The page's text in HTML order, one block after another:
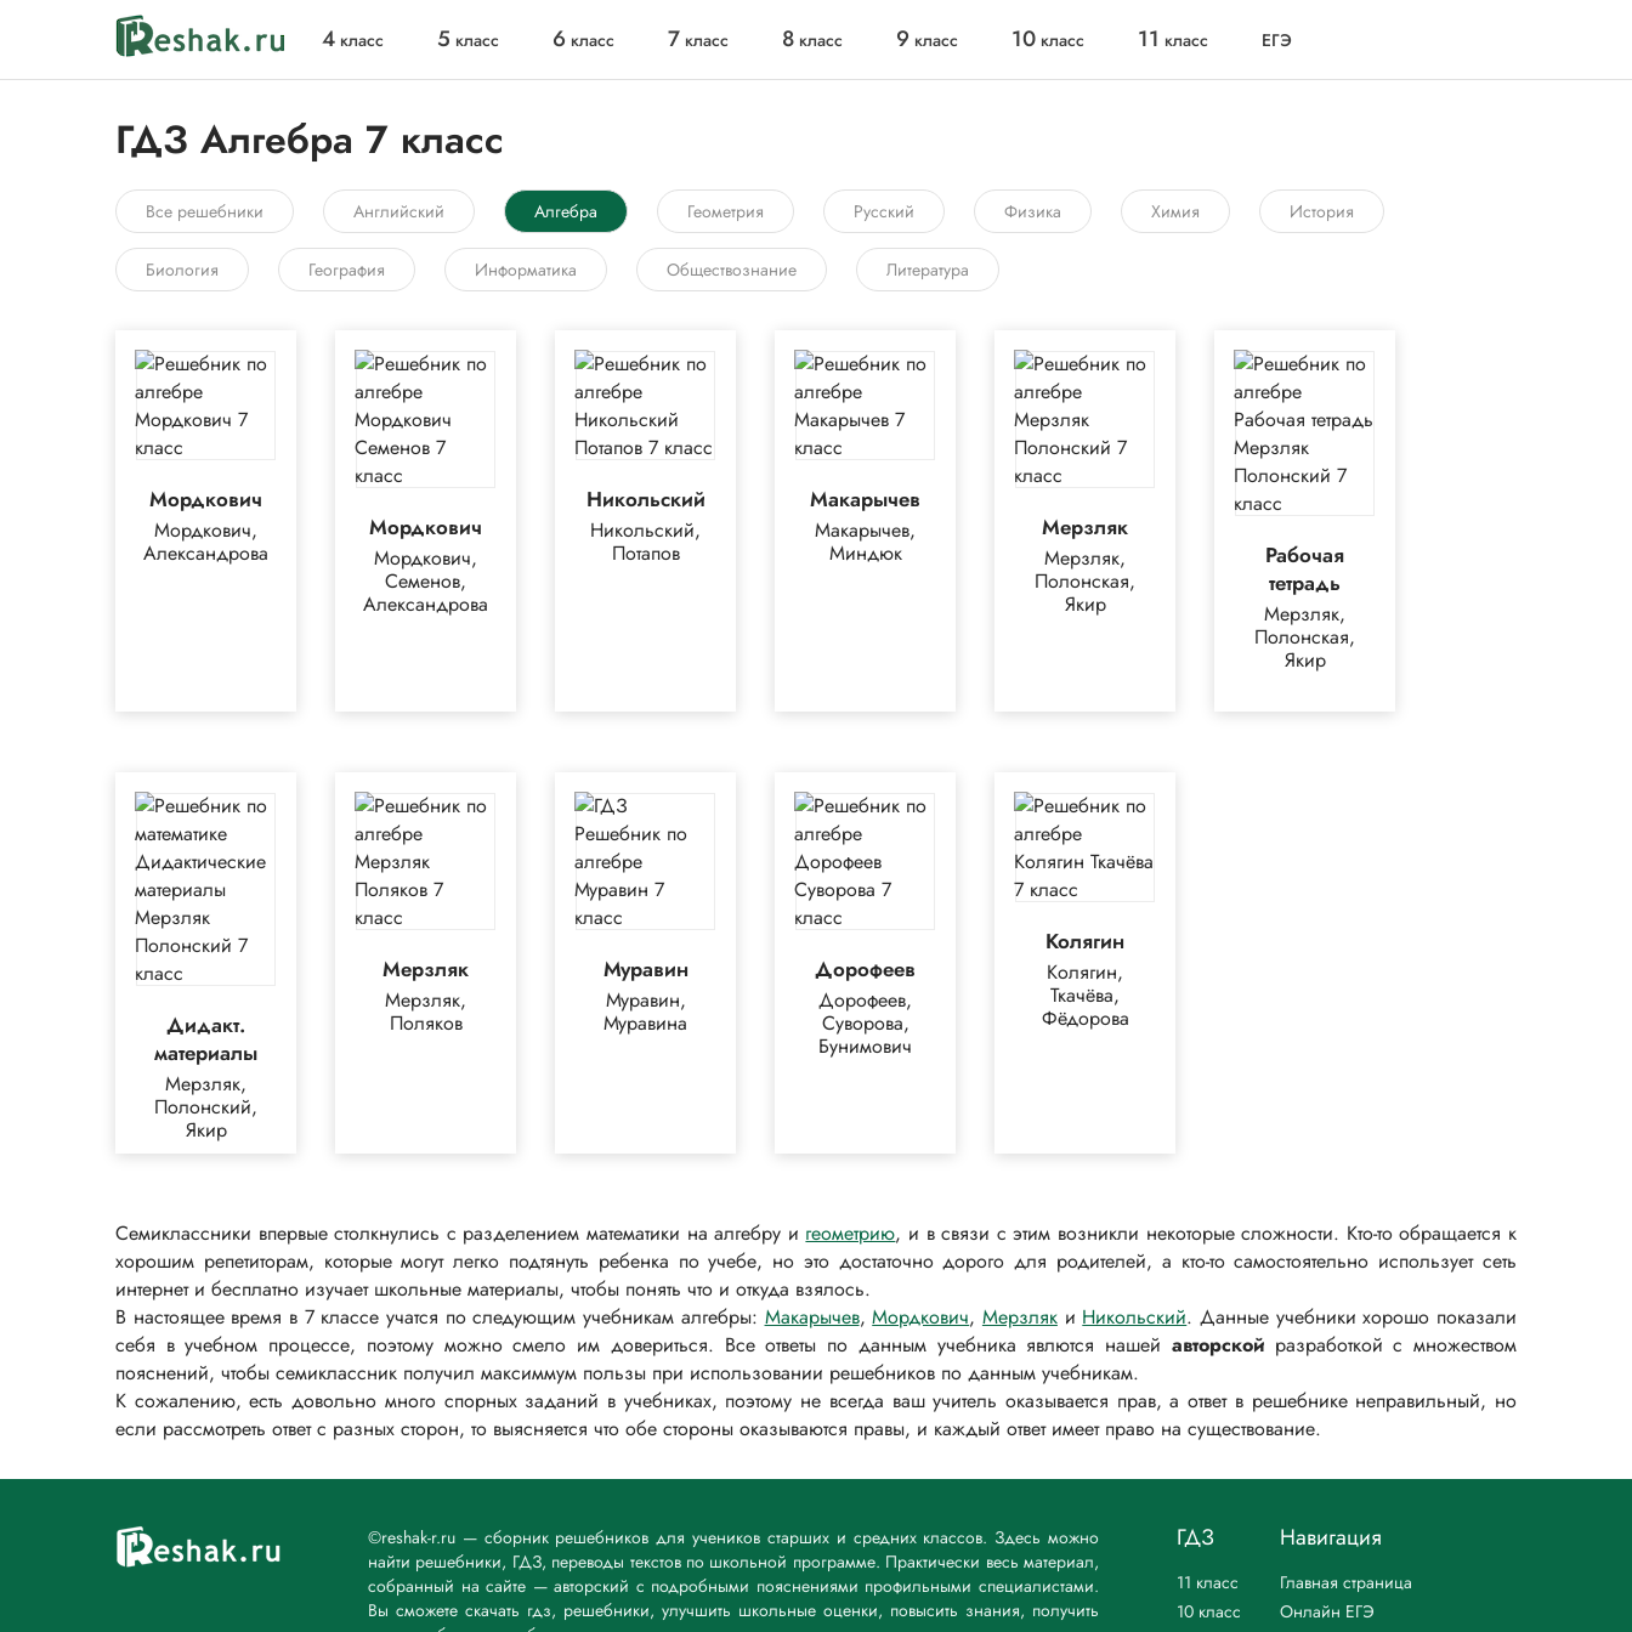
4 класс 5 класс 6 класс 7 класс 8 класс 9 класс 10 класс 11 класс ЕГЭ
ГДЗ Алгебра 7 класс
Все решебники Английский Алгебра Геометрия Русский Физика Химия История
Биология География Информатика Обществознание Литература
Мордкович
Мордкович,
Александрова
Мордкович
Мордкович,
Семенов,
Александрова
Никольский
Никольский,
Потапов
Макарычев
Макарычев,
Миндюк
Мерзляк
Мерзляк,
Полонская,
Якир
Рабочая
тетрадь
Мерзляк,
Полонская,
Якир
Дидакт.
материалы
Мерзляк,
Полонский,
Якир
Мерзляк
Мерзляк,
Поляков
Муравин
Муравин,
Муравина
Дорофеев
Дорофеев,
Суворова,
Бунимович
Колягин
Колягин,
Ткачёва,
Фёдорова
Семиклассники впервые столкнулись с разделением математики на алгебру и геометрию, и в связи с этим возникли некоторые сложности. Кто-то обращается к
хорошим репетиторам, которые могут легко подтянуть ребенка по учебе, но это достаточно дорого для родителей, а кто-то самостоятельно использует сеть
интернет и бесплатно изучает школьные материалы, чтобы понять что и откуда взялось.
В настоящее время в 7 классе учатся по следующим учебникам алгебры: Макарычев,Мордкович, Мерзляки Никольский. Данные учебники хорошо показали
себя в учебном процессе, поэтому можно смело им довериться. Все ответы по данным учебника явлются нашей авторскойразработкой с множеством
пояснений, чтобы семиклассник получил максиммум пользы при использовании решебников по данным учебникам.
К сожалению, есть довольно много спорных заданий в учебниках, поэтому не всегда ваш учитель оказывается прав, а ответ в решебнике неправильный, но
если рассмотреть ответ с разных сторон, то выясняется что обе стороны оказываются правы, и каждый ответ имеет право на существование.
©reshak-r.ru — сборник решебников для учеников старших и средних классов. Здесь можно
найти решебники, ГДЗ, переводы текстов по школьной программе. Практически весь материал,
собранный на сайте — авторский с подробными пояснениями профильными специалистами.
Вы сможете скачать гдз, решебники, улучшить школьные оценки, повысить знания, получить
ГДЗ
11 класс
10 класс
Навигация
Главная страница
Онлайн ЕГЭ